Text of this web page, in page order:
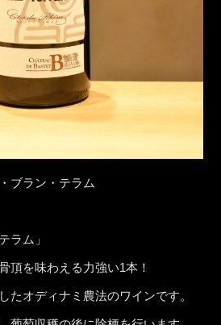
ブラン・テラム
ラム」
頂を味わえる力強い1本！
たオディナミ農法のワインです。